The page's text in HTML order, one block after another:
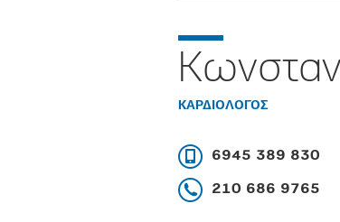
ΚΑΡΔΙΟΛΟΓΟΣ
6945 389 830
210 686 9765